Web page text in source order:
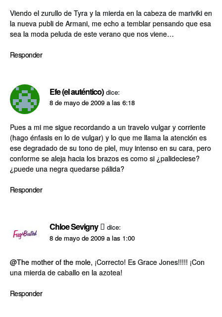
Viendo el zurullo de Tyra y la mierda en la cabeza de mariviki en
la nueva publi de Armani, me echo a temblar pensando que esa
sea la moda peluda de este verano que nos viene…
Responder
Efe (el auténtico) dice:
8 de mayo de 2009 a las 6:18
Pues a mi me sigue recordando a un travelo vulgar y corriente
(hago énfasis en lo de vulgar) y lo que me llama la atención es
ese degradado de su tono de piel, muy intenso en su cara, pero
conforme se aleja hacia los brazos es como si ¿palideciese?
¿puede una negra quedarse pálida?
Responder
Chloe Sevigny
dice:
8 de mayo de 2009 a las 1:00
@The mother of the mole, ¡Correcto! Es Grace Jones!!!!! ¡Con
una mierda de caballo en la azotea!
Responder